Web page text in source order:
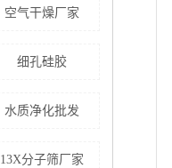
空气干燥厂家
细孔硅胶
水质净化批发
13X分子筛厂家